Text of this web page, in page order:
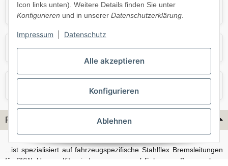
Alle akzeptieren
Konfigurieren
Ablehnen
Icon links unten). Weitere Details finden Sie unter
Konfigurieren und in unserer Datenschutzerklärung.
Impressum Datenschutz
Opel Porsche
Skoda Smart
Flex-Hydraulik...
...ist spezialisiert auf fahrzeugspezifische Stahlflex Bremsleitungen
für PKW. Unsere Kits sind passgenau auf Fahrzeug, Bremsanlage